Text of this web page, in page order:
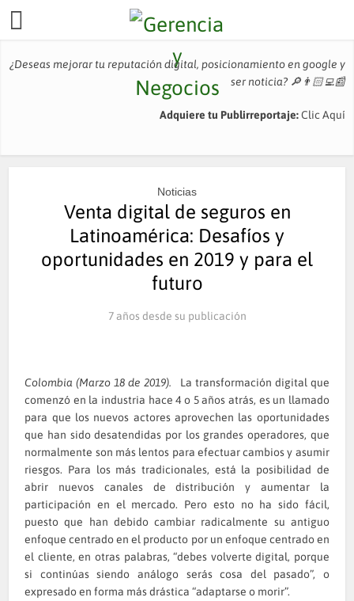
¿Deseas mejorar tu reputación digital, posicionamiento en google y
ser noticia? 🔎👨🏻‍💻📰
Adquiere tu Publirreportaje:Clic Aquí
Noticias
Venta digital de seguros en
Latinoamérica: Desafíos y
oportunidades en 2019 y para el
futuro
7 años desde su publicación
Colombia (Marzo 18 de 2019). La transformación digital que
comenzó en la industria hace 4 o 5 años atrás, es un llamado
para que los nuevos actores aprovechen las oportunidades
que han sido desatendidas por los grandes operadores, que
normalmente son más lentos para efectuar cambios y asumir
riesgos. Para los más tradicionales, está la posibilidad de
abrir nuevos canales de distribución y aumentar la
participación en el mercado. Pero esto no ha sido fácil,
puesto que han debido cambiar radicalmente su antiguo
enfoque centrado en el producto por un enfoque centrado en
el cliente, en otras palabras, “debes volverte digital, porque
si continúas siendo análogo serás cosa del pasado”, o
expresado en forma más drástica “adaptarse o morir”.